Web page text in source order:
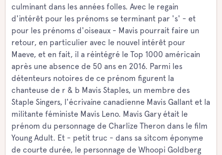
culminant dans les années folles. Avec le regain
d'intérêt pour les prénoms se terminant par 's' - et
pour les prénoms d'oiseaux - Mavis pourrait faire un
retour, en particulier avec le nouvel intérêt pour
Maeve, et en fait, il a réintégré le Top 1000 américain
après une absence de 50 ans en 2016. Parmi les
détenteurs notoires de ce prénom figurent la
chanteuse de r & b Mavis Staples, un membre des
Staple Singers, l'écrivaine canadienne Mavis Gallant et la
militante féministe Mavis Leno. Mavis Gary était le
prénom du personnage de Charlize Theron dans le film
Young Adult. Et - petit truc - dans sa sitcom éponyme
de courte durée, le personnage de Whoopi Goldberg